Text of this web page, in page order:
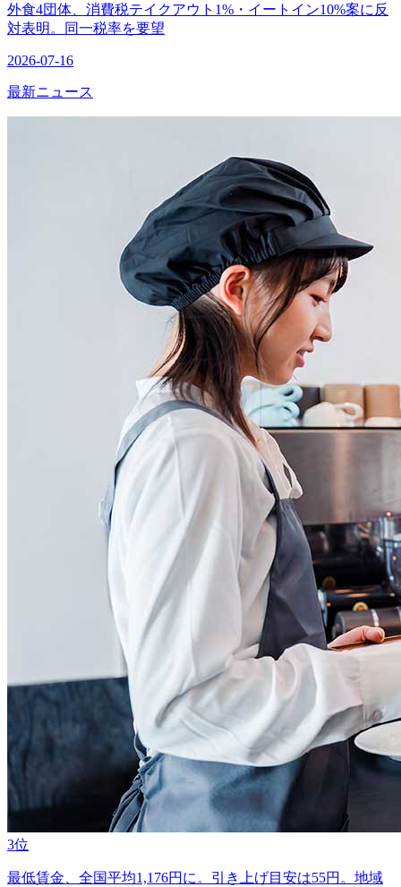
外食4団体、消費税テイクアウト1%・イートイン10%案に反
対表明。同一税率を要望
2026-07-16
最新ニュース
3位
最低賃金、全国平均1,176円に。引き上げ目安は55円。地域